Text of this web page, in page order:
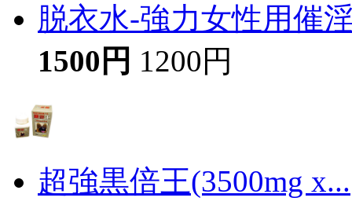
脱衣水-強力女性用催
1500円 1200円
超強黒倍王(3500mg x...